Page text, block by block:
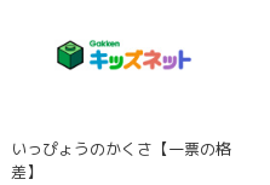
いっぴょうのかくさ【一票の格
差】